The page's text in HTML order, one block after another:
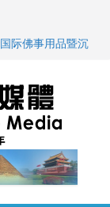
茶艺师邓岚月